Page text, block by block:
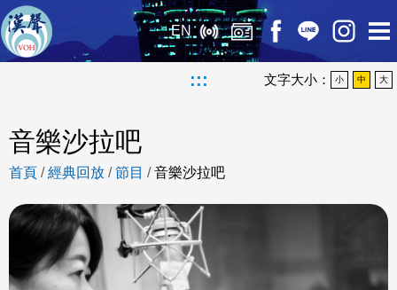
EN
::: 文字大小： 小 中 大
音樂沙拉吧
首頁 /經典回放 /節目 /音樂沙拉吧